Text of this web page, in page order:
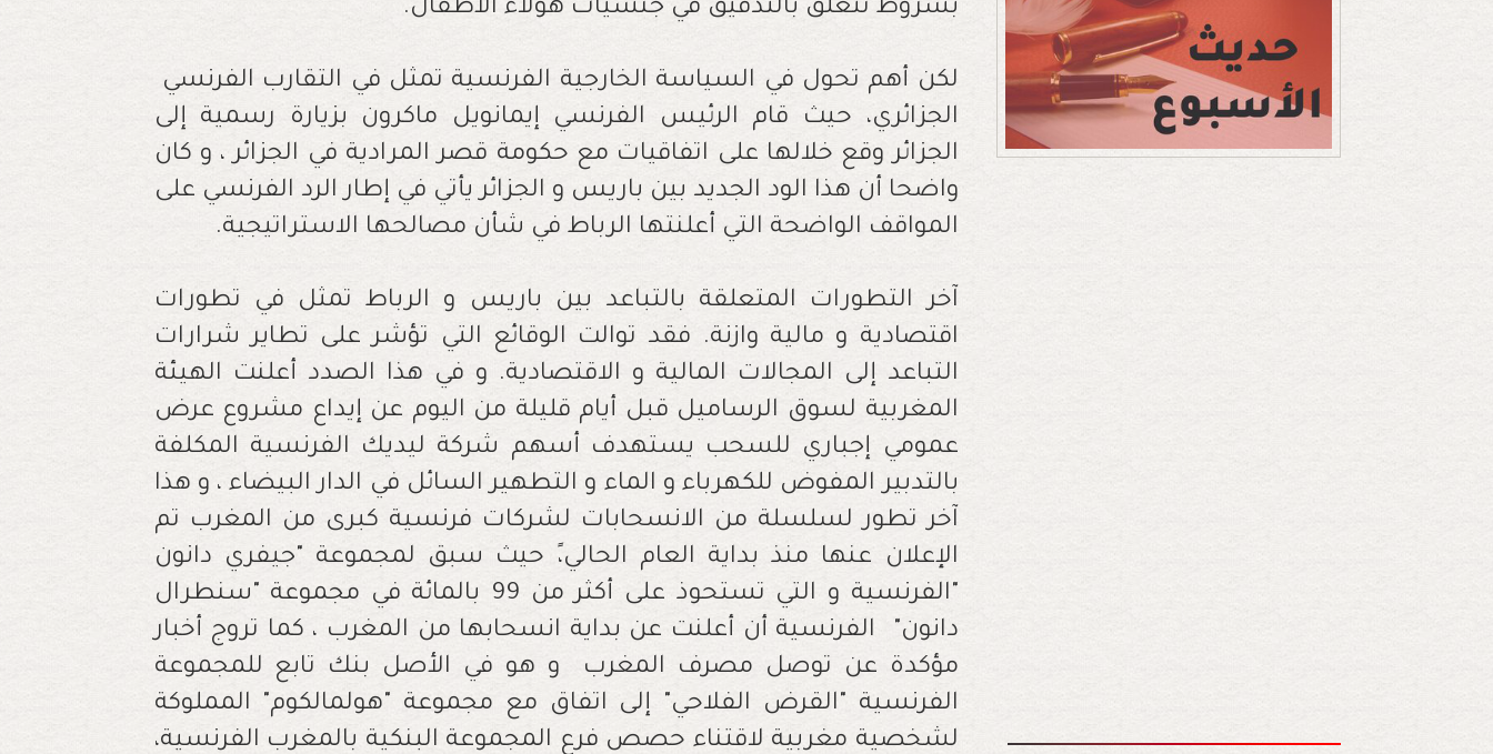
‬بشروط‭ ‬تتعلق‭ ‬بالتدقيق‭ ‬في‭ ‬جنسيات‭ ‬هولاء‭ ‬الأطفال‭ .‬
‬المواقف‭ ‬الواضحة‭ ‬التي‭ ‬أعلنتها‭ ‬الرباط‭ ‬في‭ ‬شأن‭ ‬مصالحها‭ ‬الاستراتيجية‭ .‬
‬دانون"‭ ‬الفرنسية‭ ‬أن‭ ‬أعلنت‭ ‬عن‭ ‬بداية‭ ‬انسحابها‭ ‬من‭ ‬المغرب‭ ‬،‭ ‬كما‭ ‬تروج‭ ‬أخبار‭